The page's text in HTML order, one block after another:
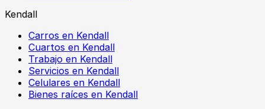
Kendall
Carros en Kendall
Cuartos en Kendall
Trabajo en Kendall
Servicios en Kendall
Celulares en Kendall
Bienes raíces en Kendall